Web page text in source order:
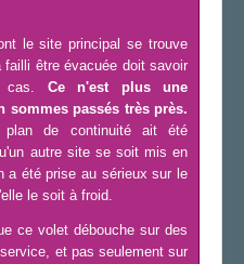
le site principal se trouve
failli être évacuée doit savoir
cas. Ce n'est plus une
sommes passés très près.
plan de continuité ait été
autre site se soit mis en
a été prise au sérieux sur le
le soit à froid.
ce volet débouche sur des
et pas seulement sur